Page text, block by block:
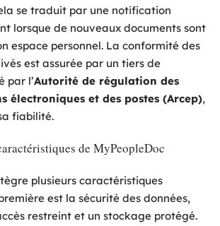
se traduit par une notification
lorsque de nouveaux documents sont
espace personnel. La conformité des
est assurée par un tiers de
par l’Autorité de régulation des
électroniques et des postes (Arcep),
fiabilité.
de MyPeopleDoc
plusieurs caractéristiques
est la sécurité des données,
restreint et un stockage protégé.